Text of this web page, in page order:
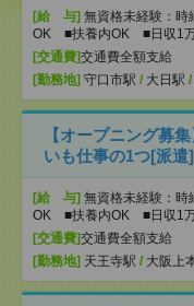
[給 与] 無資格未経験：
OK ■扶養内OK ■日収1
[交通費]交通費全額支給
[勤務地] 守口市駅 / 大日駅 /
【オープニング募
いも仕事の1つ[派遣]
[給 与] 無資格未経験：
OK ■扶養内OK ■日収1
[交通費]交通費全額支給
[勤務地] 天王寺駅 / 大阪上